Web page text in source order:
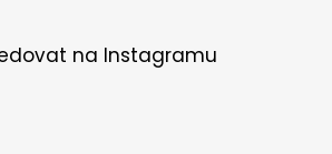
na Instagramu